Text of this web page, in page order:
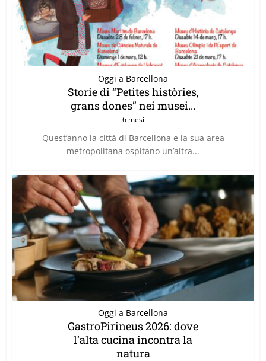
Oggi a Barcellona
Storie di “Petites històries,
grans dones” nei musei...
6 mesi
Quest’anno la città di Barcellona e la sua area
metropolitana ospitano un’altra...
Oggi a Barcellona
GastroPirineus 2026: dove
l’alta cucina incontra la
natura